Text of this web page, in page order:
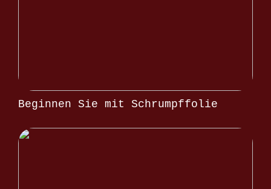
Beginnen Sie mit Schrumpffolie